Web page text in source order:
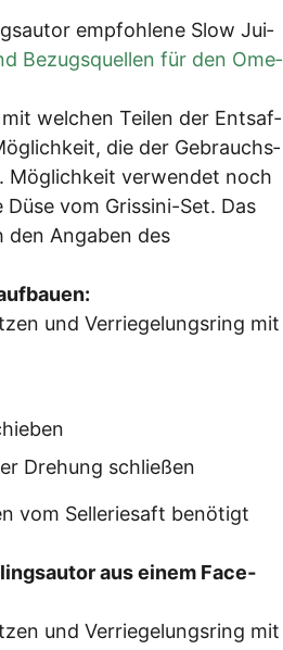
emp­foh­le­ne Slow Jui­
Bezugs­quel­len für den Ome­
wel­chen Tei­len der Ent­saf­
die der Gebrauchs­
Mög­lich­keit ver­wen­det noch
vom Gris­si­ni-Set. Das
den Anga­ben des
und Ver­rie­ge­lungs­ring mit
Dre­hung schließen
vom Sel­le­rie­saft benö­tigt
aus einem Face­
und Ver­rie­ge­lungs­ring mit